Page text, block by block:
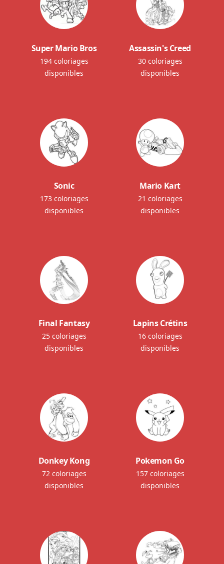
Super Mario Bros
194 coloriages
disponibles
Assassin's Creed
30 coloriages
disponibles
Sonic
173 coloriages
disponibles
Mario Kart
21 coloriages
disponibles
Final Fantasy
25 coloriages
disponibles
Lapins Crétins
16 coloriages
disponibles
Donkey Kong
72 coloriages
disponibles
Pokemon Go
157 coloriages
disponibles